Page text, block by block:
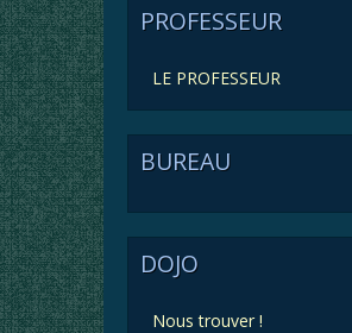
PROFESSEUR
LE PROFESSEUR
BUREAU
DOJO
Nous trouver !